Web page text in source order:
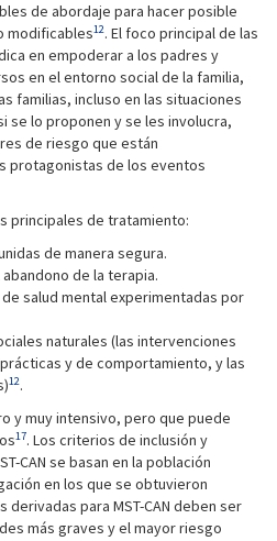
de abordaje para hacer posible
modificables12. El foco principal de las
en empoderar a los padres y
en el entorno social de la familia,
familias, incluso en las situaciones
se lo proponen y se les involucra,
de riesgo que están
protagonistas de los eventos
principales de tratamiento:
de manera segura.
de la terapia.
salud mental experimentadas por
naturales (las intervenciones
y de comportamiento, y las
12.
y muy intensivo, pero que puede
17. Los criterios de inclusión y
CAN se basan en la población
en los que se obtuvieron
para MST-CAN deben ser
más graves y el mayor riesgo